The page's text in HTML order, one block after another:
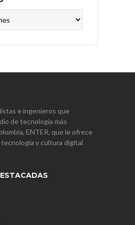
e ingenieros que
de tecnología más
ENTER, que le ofrece
y cultura digital